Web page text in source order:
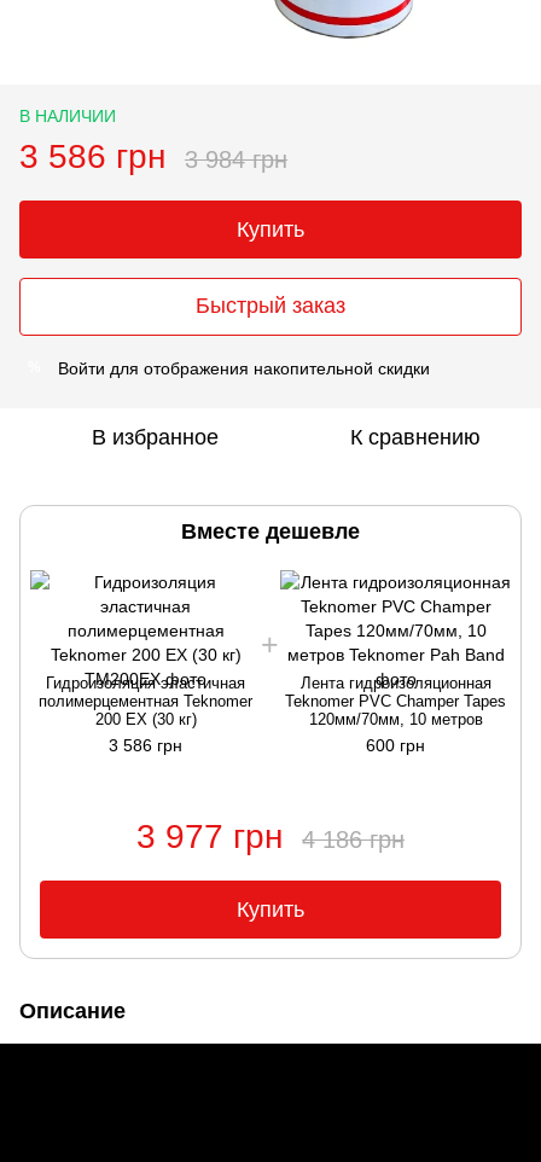
В НАЛИЧИИ
3 586 грн 3 984 грн
Купить
Быстрый заказ
Войти для отображения накопительной скидки
В избранное К сравнению
Вместе дешевле
Гидроизоляция эластичная
полимерцементная Teknomer
200 EX (30 кг)
3 586 грн
Лента гидроизоляционная
Teknomer PVC Champer Tapes
120мм/70мм, 10 метров
600 грн
3 977 грн 4 186 грн
Купить
Описание